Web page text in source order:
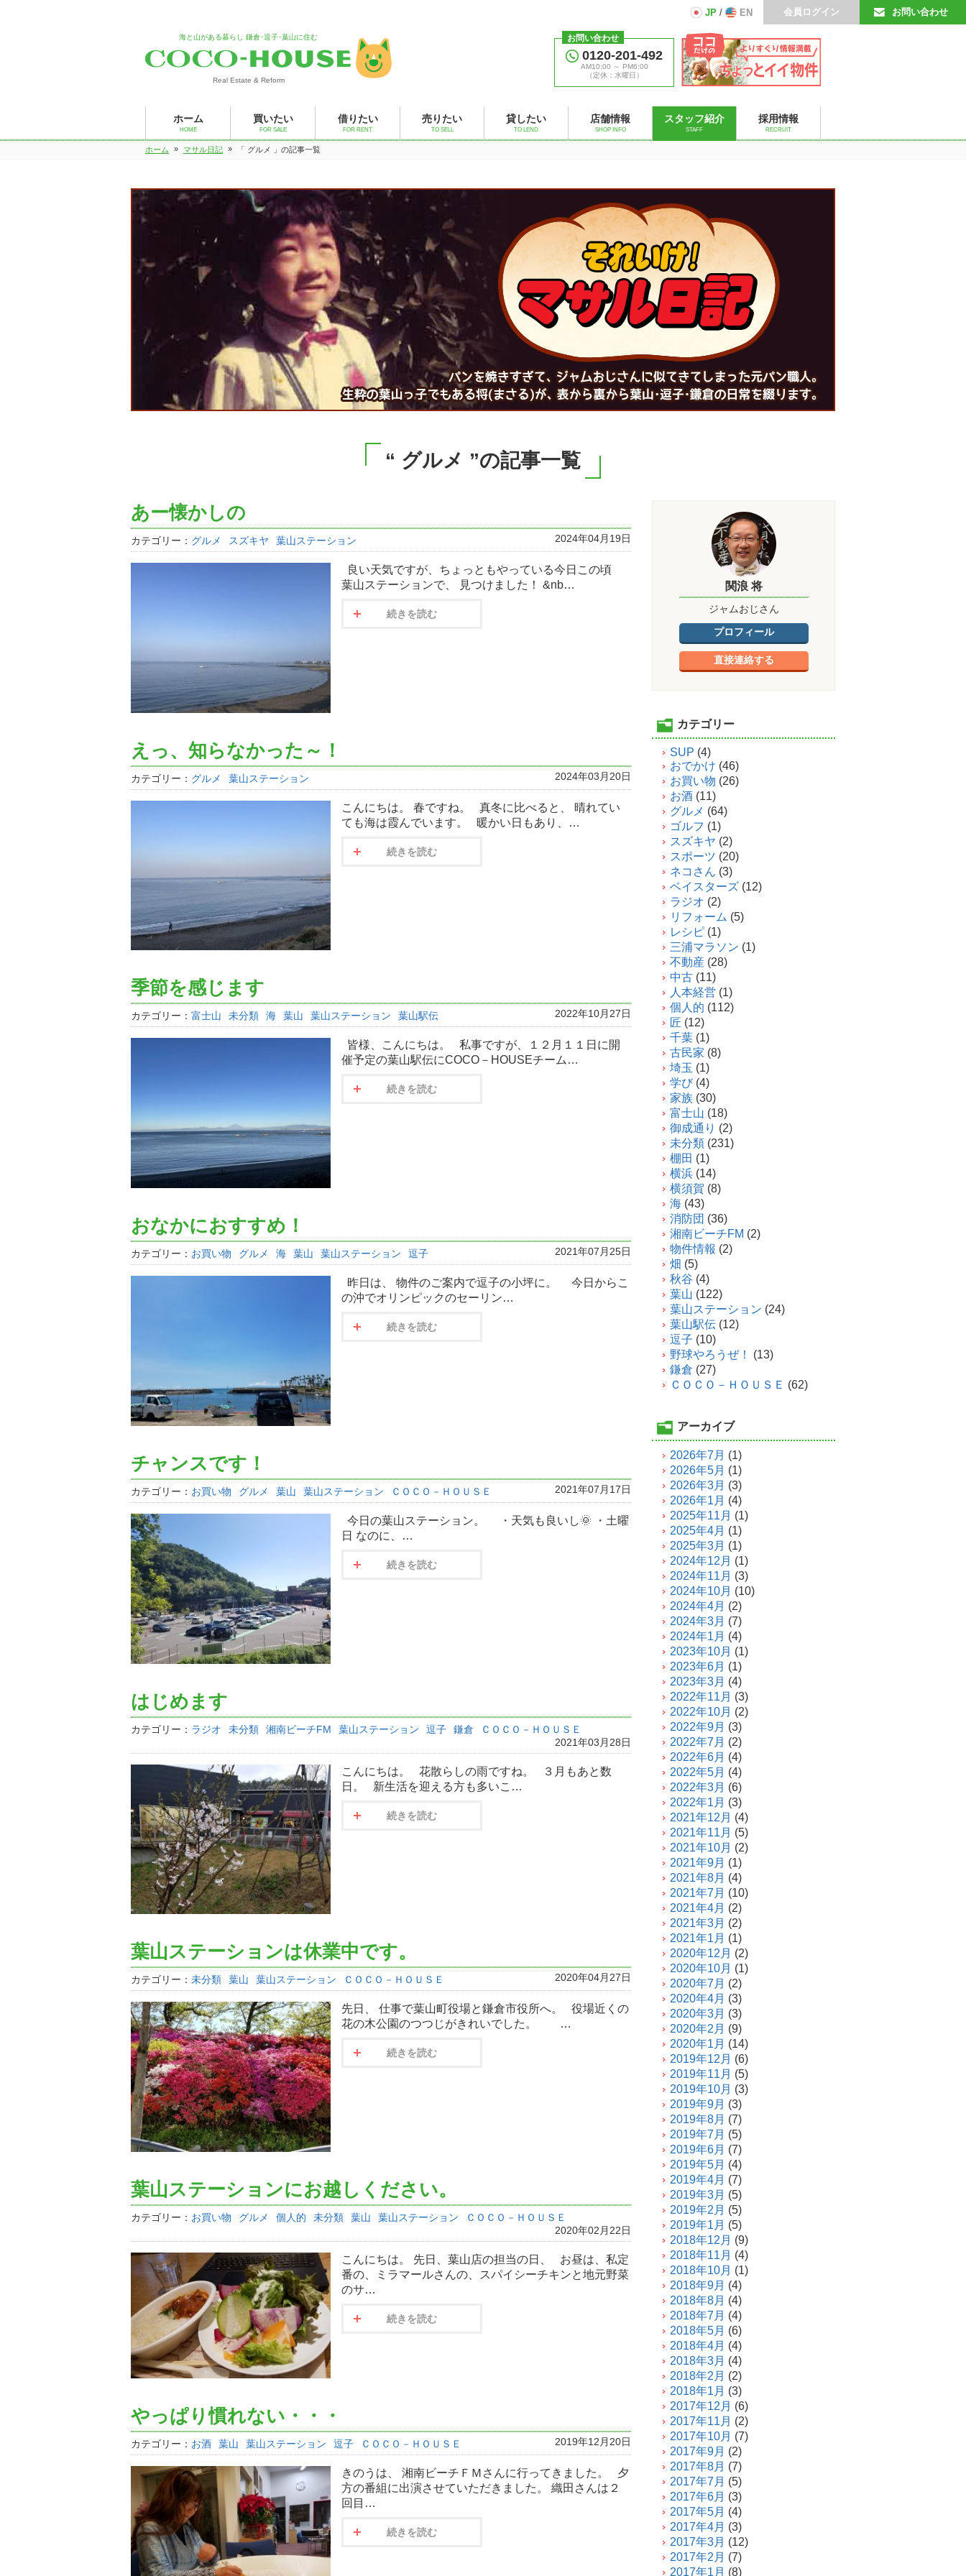
お問い合わせ
会員ログイン
JP / EN
海と山がある暮らし 鎌倉･逗子･葉山に住む
Real Estate & Reform
お問い合わせ
0120-201-492
AM10:00 ～ PM6:00
（定休：水曜日）
ホーム
HOME
買いたい
FOR SALE
借りたい
FOR RENT
売りたい
TO SELL
貸したい
TO LEND
店舗情報
SHOP INFO
スタッフ紹介
STAFF
採用情報
RECRUIT
ホーム » マサル日記 » 「 グルメ 」の記事一覧
“ グルメ ”の記事一覧
あー懐かしの
カテゴリー： グルメ スズキヤ 葉山ステーション 2024年04月19日
良い天気ですが、ちょっともやっている今日この頃
葉山ステーションで、 見つけました！ &nb…
続きを読む
えっ、知らなかった～！
カテゴリー： グルメ 葉山ステーション 2024年03月20日
こんにちは。 春ですね。 真冬に比べると、 晴れてい
ても海は霞んでいます。 暖かい日もあり、…
続きを読む
季節を感じます
カテゴリー： 富士山 未分類 海 葉山 葉山ステーション 葉山駅伝 2022年10月27日
皆様、こんにちは。 私事ですが、１２月１１日に開
催予定の葉山駅伝にCOCO－HOUSEチーム…
続きを読む
おなかにおすすめ！
カテゴリー： お買い物 グルメ 海 葉山 葉山ステーション 逗子 2021年07月25日
昨日は、 物件のご案内で逗子の小坪に。 今日からこ
の沖でオリンピックのセーリン…
続きを読む
チャンスです！
カテゴリー： お買い物 グルメ 葉山 葉山ステーション ＣＯＣＯ－ＨＯＵＳＥ 2021年07月17日
今日の葉山ステーション。 ・天気も良いし🌞 ・土曜
日 なのに、…
続きを読む
はじめます
カテゴリー： ラジオ 未分類 湘南ビーチFM 葉山ステーション 逗子 鎌倉
ＣＯＣＯ－ＨＯＵＳＥ
2021年03月28日
こんにちは。 花散らしの雨ですね。 ３月もあと数
日。 新生活を迎える方も多いこ…
続きを読む
葉山ステーションは休業中です。
カテゴリー： 未分類 葉山 葉山ステーション ＣＯＣＯ－ＨＯＵＳＥ 2020年04月27日
先日、 仕事で葉山町役場と鎌倉市役所へ。 役場近くの
花の木公園のつつじがきれいでした。 …
続きを読む
葉山ステーションにお越しください。
カテゴリー： お買い物 グルメ 個人的 未分類 葉山 葉山ステーション
ＣＯＣＯ－ＨＯＵＳＥ
2020年02月22日
こんにちは。 先日、葉山店の担当の日、 お昼は、私定
番の、ミラマールさんの、スパイシーチキンと地元野菜
のサ…
続きを読む
やっぱり慣れない・・・
カテゴリー： お酒 葉山 葉山ステーション 逗子 ＣＯＣＯ－ＨＯＵＳＥ 2019年12月20日
きのうは、 湘南ビーチＦＭさんに行ってきました。 夕
方の番組に出演させていただきました。 織田さんは２
回目…
続きを読む
関浪 将
ジャムおじさん
プロフィール
直接連絡する
カテゴリー
SUP (4)
おでかけ (46)
お買い物 (26)
お酒 (11)
グルメ (64)
ゴルフ (1)
スズキヤ (2)
スポーツ (20)
ネコさん (3)
ベイスターズ (12)
ラジオ (2)
リフォーム (5)
レシピ (1)
三浦マラソン (1)
不動産 (28)
中古 (11)
人本経営 (1)
個人的 (112)
匠 (12)
千葉 (1)
古民家 (8)
埼玉 (1)
学び(4)
家族 (30)
富士山 (18)
御成通り (2)
未分類 (231)
棚田 (1)
横浜 (14)
横須賀 (8)
海 (43)
消防団 (36)
湘南ビーチFM (2)
物件情報 (2)
畑 (5)
秋谷 (4)
葉山 (122)
葉山ステーション (24)
葉山駅伝 (12)
逗子 (10)
野球やろうぜ！
(13)
鎌倉 (27)
ＣＯＣＯ－ＨＯＵＳＥ (62)
アーカイブ
2026年7月 (1)
2026年5月 (1)
2026年3月 (3)
2026年1月 (4)
2025年11月 (1)
2025年4月 (1)
2025年3月 (1)
2024年12月 (1)
2024年11月 (3)
2024年10月 (10)
2024年4月 (2)
2024年3月 (7)
2024年1月 (4)
2023年10月 (1)
2023年6月 (1)
2023年3月 (4)
2022年11月 (3)
2022年10月 (2)
2022年9月 (3)
2022年7月 (2)
2022年6月 (4)
2022年5月 (4)
2022年3月 (6)
2022年1月 (3)
2021年12月 (4)
2021年11月 (5)
2021年10月 (2)
2021年9月 (1)
2021年8月 (4)
2021年7月 (10)
2021年4月 (2)
2021年3月 (2)
2021年1月 (1)
2020年12月 (2)
2020年10月 (1)
2020年7月 (2)
2020年4月 (3)
2020年3月 (3)
2020年2月 (9)
2020年1月 (14)
2019年12月 (6)
2019年11月 (5)
2019年10月 (3)
2019年9月 (3)
2019年8月 (7)
2019年7月 (5)
2019年6月 (7)
2019年5月 (4)
2019年4月 (7)
2019年3月 (5)
2019年2月 (5)
2019年1月 (5)
2018年12月 (9)
2018年11月 (4)
2018年10月 (1)
2018年9月 (4)
2018年8月 (4)
2018年7月 (4)
2018年5月 (6)
2018年4月 (4)
2018年3月 (4)
2018年2月 (2)
2018年1月 (3)
2017年12月 (6)
2017年11月 (2)
2017年10月 (7)
2017年9月 (2)
2017年8月 (7)
2017年7月 (5)
2017年6月 (3)
2017年5月 (4)
2017年4月 (3)
2017年3月 (12)
2017年2月 (7)
2017年1月 (8)